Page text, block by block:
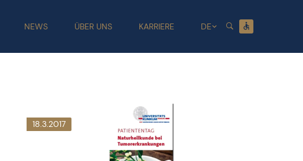
NEWS ÜBER UNS KARRIERE DE
18.3.2017